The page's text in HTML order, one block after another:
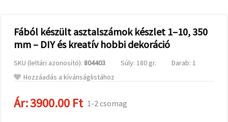
analitikai és
marketingpartnereink
segítségével
Az "Összes
elfogadása"
gombra
elfogadhatja
az összes
Fából készült asztalszámok készlet 1–10, 350
mm – DIY és kreatív hobbi dekoráció
SKU (leltári azonosító): 804403 Súly: 180 gr.
Darab: 1
Hozzáadás a kívánságlistához
Ár:3900.00 Ft 1-2 csomag